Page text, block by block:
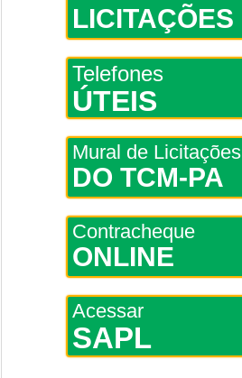
LICITAÇÕES
Telefones
ÚTEIS
Mural de Licitações
DO TCM-PA
Contracheque
ONLINE
Acessar
SAPL